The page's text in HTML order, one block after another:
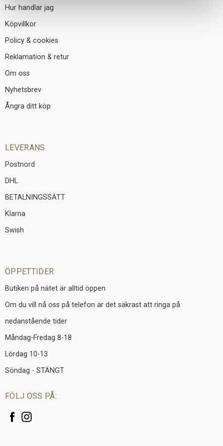
Hur handlar jag
Köpvillkor
Policy & cookies
Reklamation & retur
Om oss
Nyhetsbrev
Ångra ditt köp
LEVERANS
Postnord
DHL
BETALNINGSSÄTT
Klarna
Swish
ÖPPETTIDER
Butiken på nätet är alltid öppen
Om du vill nå oss på telefon är det säkrast att ringa på
nedanstående tider
Måndag-Fredag 8-18
Lördag 10-13
Söndag - STÄNGT
FÖLJ OSS PÅ: